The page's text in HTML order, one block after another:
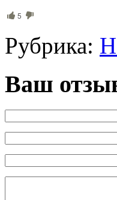
5
Рубрика:
Ваш